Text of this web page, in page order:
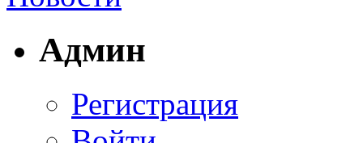
Админ
Регистрация